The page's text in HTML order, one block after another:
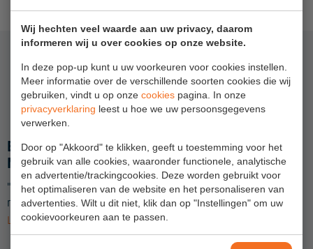
Wij hechten veel waarde aan uw privacy, daarom
informeren wij u over cookies op onze website.
In deze pop-up kunt u uw voorkeuren voor cookies instellen.
Meer informatie over de verschillende soorten cookies die wij
gebruiken, vindt u op onze cookies pagina. In onze
privacyverklaring leest u hoe we uw persoonsgegevens
verwerken.
Door op "Akkoord" te klikken, geeft u toestemming voor het
gebruik van alle cookies, waaronder functionele, analytische
en advertentie/trackingcookies. Deze worden gebruikt voor
het optimaliseren van de website en het personaliseren van
advertenties. Wilt u dit niet, klik dan op "Instellingen" om uw
cookievoorkeuren aan te passen.
Keuring en Inspectie
Ladders en trappen
Steigers
Valbeveiliging
Reparatie en onderhoud
Aanmelden Inspectiewekker
OVER ONS
Vestigingen
DE LAATSTE BLOG ITEMS
BEWUST VEILIG DAG SPOTLIGHT - WERKEN
MET HOOGWERKERS
"Veilig gedrag werkt iedere dag" en soms heb je extra hulp
nodig. Waarom valbeveiliging in een hoogwerker nuttig is.
Lees meer